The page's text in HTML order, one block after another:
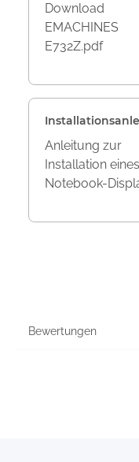
Download
EMACHINES
E732Z.pdf
Anleitung zur
Installation eines
Notebook-
Bewertungen